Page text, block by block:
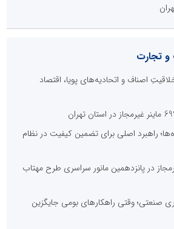
و تجارت
اصناف و اتحادیه‌های پویا، اقتصاد
راهبرد اصلی برای تضمین کیفیت در نظام
برق غیرمجاز در پانزدهمین مانور سراسری طرح مهتاب
صنعتی؛ وقتی راهکارهای بومی جایگزین